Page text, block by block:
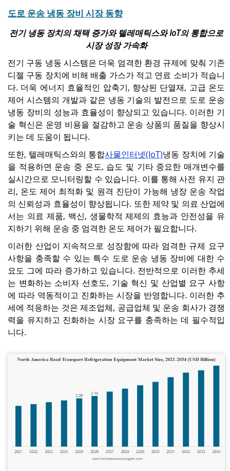
도로 운송 냉동 장비 시장 동향
전기 냉동 장치의 채택 증가와 텔레매틱스와 IoT의 통합으로
시장 성장 가속화
전기 구동 냉동 시스템은 더욱 엄격한 환경 규제에 맞춰 기존
디젤 구동 장치에 비해 배출 가스가 적고 연료 소비가 적습니
다. 더욱 에너지 효율적인 압축기, 향상된 단열재, 고급 온도
제어 시스템의 개발과 같은 냉동 기술의 발전으로 도로 운송
냉동 장비의 성능과 효율성이 향상되고 있습니다. 이러한 기
술 혁신은 운영 비용을 절감하고 운송 상품의 품질을 향상시
키는 데 도움이 됩니다.
또한, 텔레매틱스와의 통합사물인터넷(IoT)냉동 장치에 기술
을 적용하면 운송 중 온도, 습도 및 기타 중요한 매개변수를
실시간으로 모니터링할 수 있습니다. 이를 통해 사전 유지 관
리, 온도 제어 최적화 및 원격 진단이 가능해 냉장 운송 작업
의 신뢰성과 효율성이 향상됩니다. 또한 제약 및 의료 산업에
서는 의료 제품, 백신, 생물학적 제제의 효능과 안전성을 유
지하기 위해 운송 중 엄격한 온도 제어가 필요합니다.
이러한 산업이 지속적으로 성장함에 따라 엄격한 규제 요구
사항을 충족할 수 있는 특수 도로 운송 냉동 장비에 대한 수
요도 그에 따라 증가하고 있습니다. 전반적으로 이러한 추세
는 변화하는 소비자 선호도, 기술 혁신 및 산업별 요구 사항
에 따라 역동적이고 진화하는 시장을 반영합니다. 이러한 추
세에 적응하는 것은 제조업체, 공급업체 및 운송 회사가 경쟁
력을 유지하고 진화하는 시장 요구를 충족하는 데 필수적입
니다.